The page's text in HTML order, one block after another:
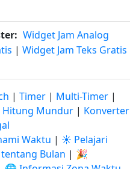
Widget Jam Analog
| Widget Jam Teks Gratis
| Timer | Multi-Timer |
Hitung Mundur | Konverter
Waktu | ☀️ Pelajari
Bulan | 🎉